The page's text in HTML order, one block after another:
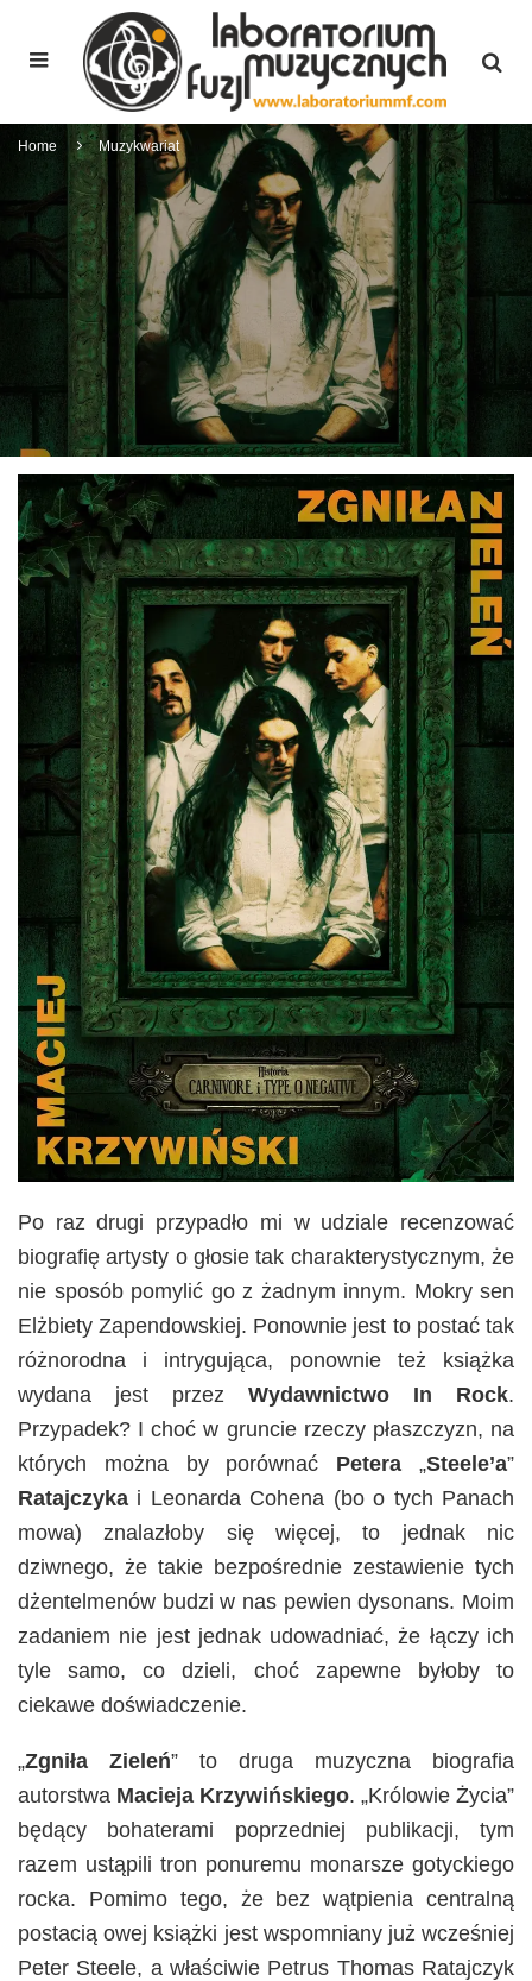
Home Muzykwariat
Po raz drugi przypadło mi w udziale recenzować
biografię artysty o głosie tak charakterystycznym, że
nie sposób pomylić go z żadnym innym. Mokry sen
Elżbiety Zapendowskiej. Ponownie jest to postać tak
różnorodna i intrygująca, ponownie też książka
wydana jest przez Wydawnictwo In Rock.
Przypadek? I choć w gruncie rzeczy płaszczyzn, na
których można by porównać Petera „Steele’a”
Ratajczyka i Leonarda Cohena (bo o tych Panach
mowa) znalazłoby się więcej, to jednak nic
dziwnego, że takie bezpośrednie zestawienie tych
dżentelmenów budzi w nas pewien dysonans. Moim
zadaniem nie jest jednak udowadniać, że łączy ich
tyle samo, co dzieli, choć zapewne byłoby to
ciekawe doświadczenie.
„Zgniła Zieleń” to druga muzyczna biografia
autorstwa Macieja Krzywińskiego. „Królowie Życia”
będący bohaterami poprzedniej publikacji, tym
razem ustąpili tron ponuremu monarsze gotyckiego
rocka. Pomimo tego, że bez wątpienia centralną
postacią owej książki jest wspomniany już wcześniej
Peter Steele, a właściwie Petrus Thomas Ratajczyk